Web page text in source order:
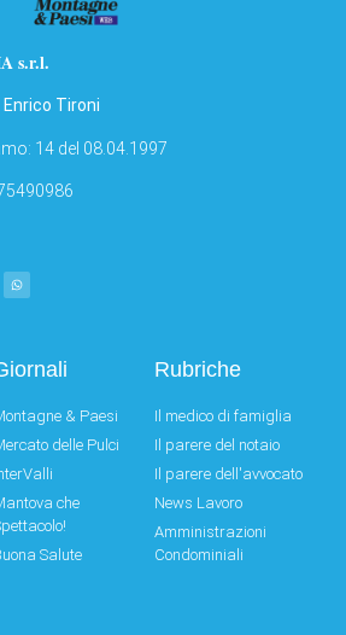
s.r.l.
Enrico Tironi
14 del 08.04.1997
& Paesi
delle Pulci
che
Salute
Rubriche
Il medico di famiglia
Il parere del notaio
Il parere dell'avvocato
News Lavoro
Amministrazioni
Condominiali